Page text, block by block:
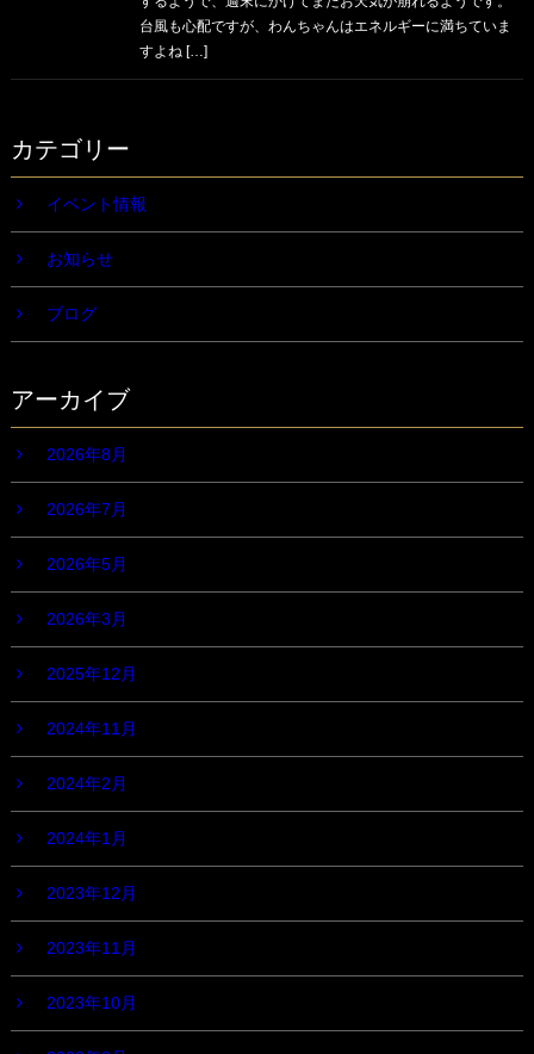
台風も心配ですが、わんちゃんはエネルギーに満ちていま
すよね […]
カテゴリー
イベント情報
お知らせ
ブログ
アーカイブ
2026年8月
2026年7月
2026年5月
2026年3月
2025年12月
2024年11月
2024年2月
2024年1月
2023年12月
2023年11月
2023年10月